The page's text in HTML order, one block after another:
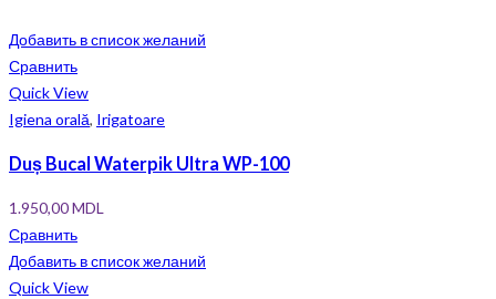
Добавить в список желаний
Сравнить
Quick View
Igiena orală, Irigatoare
Duș Bucal Waterpik Ultra WP-100
1.950,00MDL
Сравнить
Добавить в список желаний
Quick View